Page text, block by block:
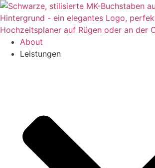
Zum
Inhalt
springen
About
Leistungen